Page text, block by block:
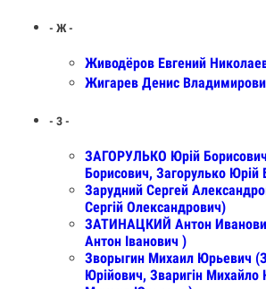
- Ж -
Живодёров Евгений
Жигарев Денис
- З -
ЗАГОРУЛЬКО Юрій
Борисович, Загорулько Юрій
Зарудний Сергей
Сергій Олександрович)
ЗАТИНАЦКИЙ Антон
Антон Іванович )
Зворыгин Михаил Юрьевич
Юрійович, Зваригін Михайло